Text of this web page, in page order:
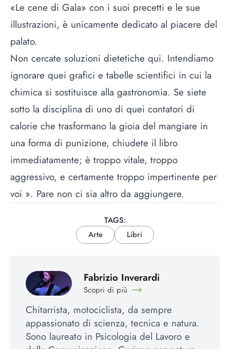
«Le cene di Gala» con i suoi precetti e le sue
illustrazioni, è unicamente dedicato al piacere del
palato.
Non cercate soluzioni dietetiche qui. Intendiamo
ignorare quei grafici e tabelle scientifici in cui la
chimica si sostituisce alla gastronomia. Se siete
sotto la disciplina di uno di quei contatori di
calorie che trasformano la gioia del mangiare in
una forma di punizione, chiudete il libro
immediatamente; è troppo vitale, troppo
aggressivo, e certamente troppo impertinente per
voi ». Pare non ci sia altro da aggiungere.
TAGS:
Arte
Libri
Fabrizio Inverardi
Scopri di più
Chitarrista, motociclista, da sempre
appassionato di scienza, tecnica e natura.
Sono laureato in Psicologia del Lavoro e